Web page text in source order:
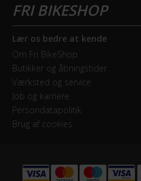
Lær os bedre at kende
Om Fri BikeShop
Butikker og åbningstider
Værksted og service
Job og karriere
Persondatapolitik
Brug af cookies